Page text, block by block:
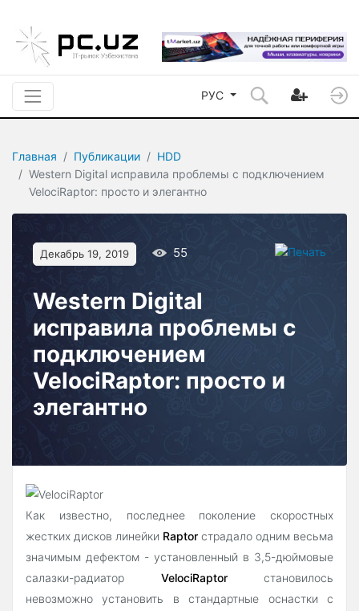
РУС
Главная Публикации
HDD
Western Digital исправила проблемы с подключением
VelociRaptor: просто и элегантно
Декабрь 19, 2019 55
Western Digital
исправила проблемы с
подключением
VelociRaptor: просто и
элегантно
Как известно, последнее поколение скоростных
жестких дисков линейки Raptor страдало одним весьма
значимым дефектом - установленный в 3,5-дюймовые
салазки-радиатор VelociRaptorстановилось
невозможно установить в стандартные оснастки с